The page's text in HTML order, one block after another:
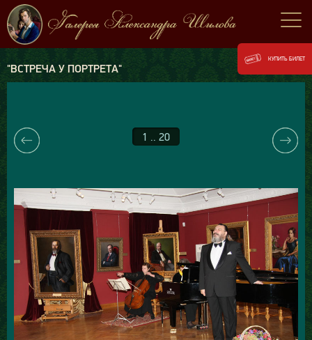
"ВСТРЕЧА У ПОРТРЕТА"
1 .. 20
КУПИТЬ БИЛЕТ